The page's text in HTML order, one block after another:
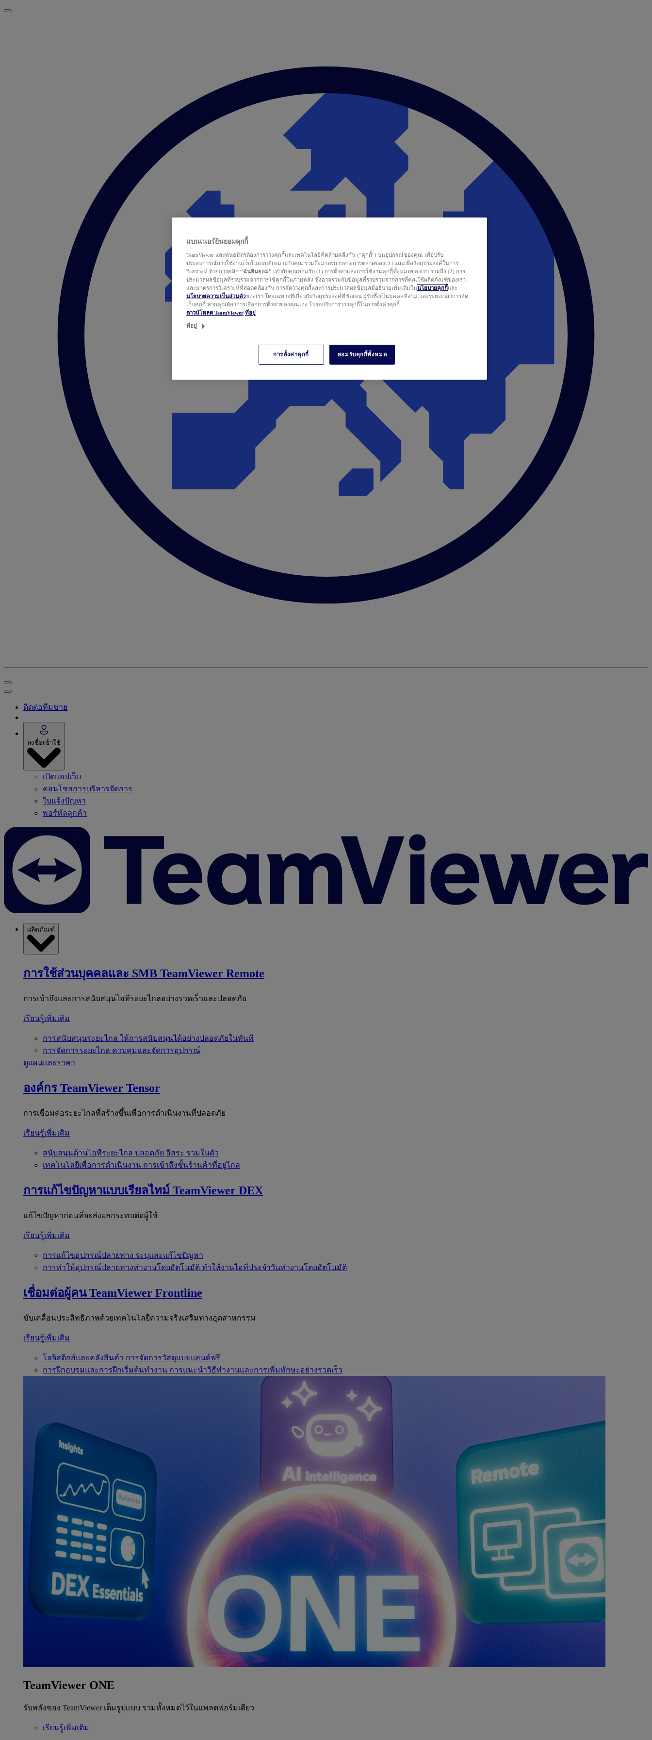
ติดต่อทีมขาย
ลงชื่อเข้าใช้
เปิดแอปเว็บ
คอนโซลการบริหารจัดการ
ใบแจ้งปัญหา
พอร์ทัลลูกค้า
ผลิตภัณฑ์
การใช้ส่วนบุคคลและ SMB TeamViewer Remote
การเข้าถึงและการสนับสนุนไอทีระยะไกลอย่างรวดเร็วและปลอดภัย
เรียนรู้เพิ่มเติม
การสนับสนุนระยะไกล ให้การสนับสนุนได้อย่างปลอดภัยในทันที
การจัดการระยะไกล ควบคุมและจัดการอุปกรณ์
ดูแผนและราคา
องค์กร TeamViewer Tensor
การเชื่อมต่อระยะไกลที่สร้างขึ้นเพื่อการดำเนินงานที่ปลอดภัย
เรียนรู้เพิ่มเติม
สนับสนุนด้านไอทีระยะไกล ปลอดภัย อิสระ รวมในตัว
เทคโนโลยีเพื่อการดำเนินงาน การเข้าถึงชั้นร้านค้าที่อยู่ไกล
การแก้ไขปัญหาแบบเรียลไทม์ TeamViewer DEX
แก้ไขปัญหาก่อนที่จะส่งผลกระทบต่อผู้ใช้
เรียนรู้เพิ่มเติม
การแก้ไขอุปกรณ์ปลายทาง ระบุและแก้ไขปัญหา
การทำให้อุปกรณ์ปลายทางทำงานโดยอัตโนมัติ ทำให้งานไอทีประจำวันทำงานโดยอัตโนมัติ
เชื่อมต่อผู้คน TeamViewer Frontline
ขับเคลื่อนประสิทธิภาพด้วยเทคโนโลยีความจริงเสริมทางอุตสาหกรรม
เรียนรู้เพิ่มเติม
โลจิสติกส์และคลังสินค้า การจัดการวัสดุแบบแฮนด์ฟรี
การฝึกอบรมและการฝึกเริ่มต้นทำงาน การแนะนำวิธีทำงานและการเพิ่มทักษะอย่างรวดเร็ว
TeamViewer ONE
รับพลังของ TeamViewer เต็มรูปแบบ รวมทั้งหมดไว้ในแพลตฟอร์มเดียว
เรียนรู้เพิ่มเติม
แบนเนอร์ยินยอมคุกกี้
TeamViewer และพันธมิตรต้องการวางคุกกี้และเทคโนโลยีที่คล้ายคลึงกัน (“คุกกี้”) บนอุปกรณ์ของคุณ เพื่อปรับ
ประสบการณ์การใช้งานเว็บในแบบที่เหมาะกับคุณ รวมถึงมาตรการทางการตลาดของเรา และเพื่อวัตถุประสงค์ในการ
วิเคราะห์ ด้วยการคลิก “ฉันยินยอม” เท่ากับคุณยอมรับ (1) การตั้งค่าและการใช้งานคุกกี้ทั้งหมดของเรา รวมถึง (2) การ
ประมวลผลข้อมูลที่รวบรวมจากการใช้คุกกี้ในภายหลัง ซึ่งอาจรวมกับข้อมูลที่รวบรวมจากการที่คุณใช้ผลิตภัณฑ์ของเรา
และมาตรการวิเคราะห์ที่สอดคล้องกัน การจัดวางคุกกี้และการประมวลผลข้อมูลมีอธิบายเพิ่มเติมในนโยบายคุกกี้และ
นโยบายความเป็นส่วนตัวของเรา โดยเฉพาะที่เกี่ยวกับวัตถุประสงค์ที่ชัดเจน ผู้รับซึ่งเป็นบุคคลที่สาม และระยะเวลาการจัด
เก็บคุกกี้ หากคุณต้องการเลือกการตั้งค่าของคุณเอง โปรดปรับการวางคุกกี้ในการตั้งค่าคุกกี้
ดาวน์โหลด TeamViewer ที่อยู่
ที่อยู่
การตั้งค่าคุกกี้ ยอมรับคุกกี้ทั้งหมด